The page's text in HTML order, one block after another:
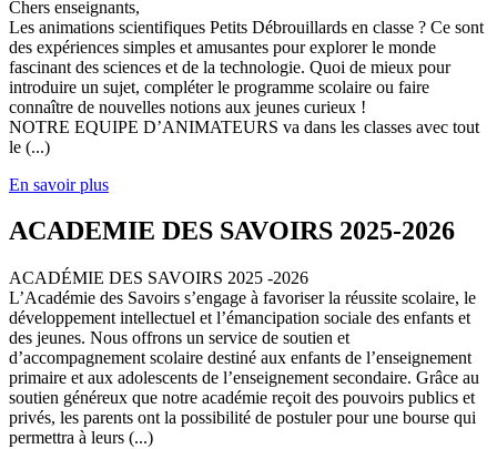
Chers enseignants,
Les animations scientifiques Petits Débrouillards en classe ? Ce sont
des expériences simples et amusantes pour explorer le monde
fascinant des sciences et de la technologie. Quoi de mieux pour
introduire un sujet, compléter le programme scolaire ou faire
connaître de nouvelles notions aux jeunes curieux !
NOTRE EQUIPE D’ANIMATEURS va dans les classes avec tout
le (...)
En savoir plus
ACADEMIE DES SAVOIRS 2025-2026
ACADÉMIE DES SAVOIRS 2025 -2026
L’Académie des Savoirs s’engage à favoriser la réussite scolaire, le
développement intellectuel et l’émancipation sociale des enfants et
des jeunes. Nous offrons un service de soutien et
d’accompagnement scolaire destiné aux enfants de l’enseignement
primaire et aux adolescents de l’enseignement secondaire. Grâce au
soutien généreux que notre académie reçoit des pouvoirs publics et
privés, les parents ont la possibilité de postuler pour une bourse qui
permettra à leurs (...)